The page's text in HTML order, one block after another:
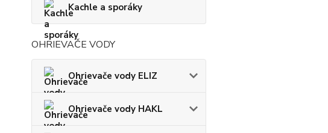
Kachle a sporáky
OHRIEVAČE VODY
Ohrievače vody ELIZ
Ohrievače vody HAKL